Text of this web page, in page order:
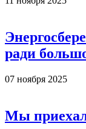
ради
07 ноября 2025
Мы